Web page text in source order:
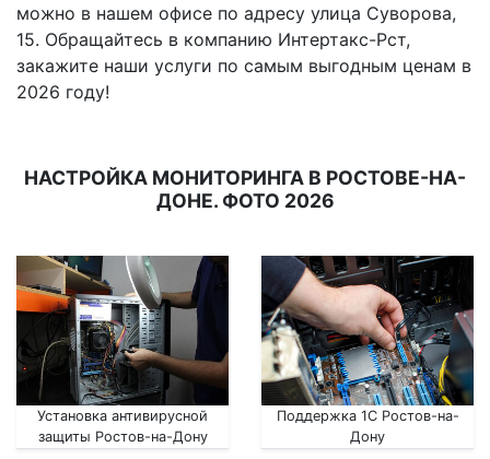
можно в нашем офисе по адресу улица Суворова,
15. Обращайтесь в компанию Интертакс-Рст,
закажите наши услуги по самым выгодным ценам в
2026 году!
НАСТРОЙКА МОНИТОРИНГА В РОСТОВЕ-НА-
ДОНЕ. ФОТО 2026
Установка антивирусной
защиты Ростов-на-Дону
Поддержка 1С Ростов-на-
Дону